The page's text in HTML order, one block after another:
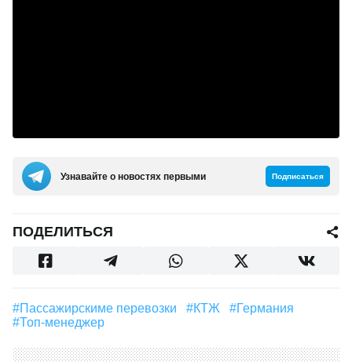
Узнавайте о новостях первыми Подписаться
ПОДЕЛИТЬСЯ
#Пассажирскиме перевозки #КТЖ
#Германия
#Топ-менеджер